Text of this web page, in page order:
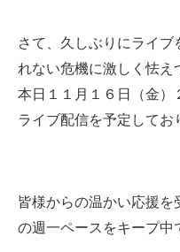
さて、久しぶりにライブ
れない危機に激しく怯え
本日１１月１６日（金）
ライブ配信を予定してお
皆様からの温かい応援
の週一ペースをキープ中